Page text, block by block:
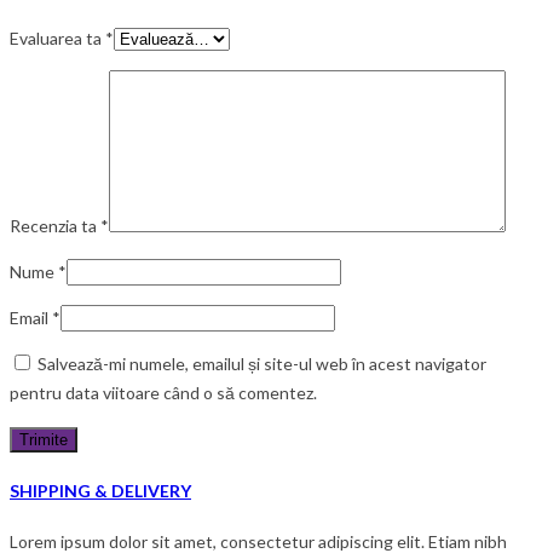
Evaluarea ta *
Recenzia ta *
Nume *
Email *
Salvează-mi numele, emailul și site-ul web în acest navigator
pentru data viitoare când o să comentez.
SHIPPING & DELIVERY
Lorem ipsum dolor sit amet, consectetur adipiscing elit. Etiam nibh